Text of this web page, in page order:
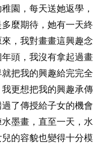
園，每天送她返學
麼期待，她有一天
，我對畫畫這興趣
頭，我沒有拿起過
把我的興趣給完完全
更想把我的興趣承
了傳授給子女的機
墨畫，直至一天，
的容貌也變得十分模